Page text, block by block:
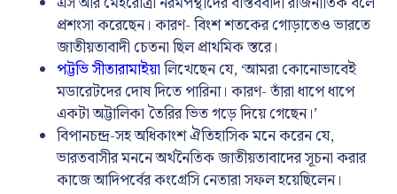
প্রশংসা করেছেন। কারণ- বিংশ শতকের গোড়াতেও ভারতে
জাতীয়তাবাদী চেতনা ছিল প্রাথমিক স্তরে।
পট্টভি সীতারামাইয়ালিখেছেন যে, ‘আমরা কোনোভাবেই
মডারেটদের দোষ দিতে পারিনা। কারণ- তাঁরা ধাপে ধাপে
একটা অট্টালিকা তৈরির ভিত গড়ে দিয়ে গেছেন।’
বিপানচন্দ্র-সহ অধিকাংশ ঐতিহাসিক মনে করেন যে,
ভারতবাসীর মননে অর্থনৈতিক জাতীয়তাবাদের সূচনা করার
কাজে আদিপর্বের কংগ্রেসি নেতারা সফল হয়েছিলেন।